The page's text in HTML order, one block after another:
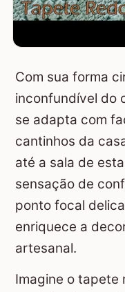
Com sua forma
inconfundível do
se adapta com
cantinhos da
até a sala de
sensação de
ponto focal
enriquece a
artesanal.
Imagine o tapete